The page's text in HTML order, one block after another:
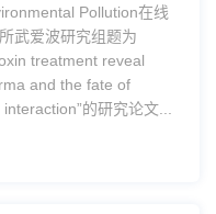
Pollution在线
武爱波研究组题为
treatment reveal
and the fate of
的研究论文...